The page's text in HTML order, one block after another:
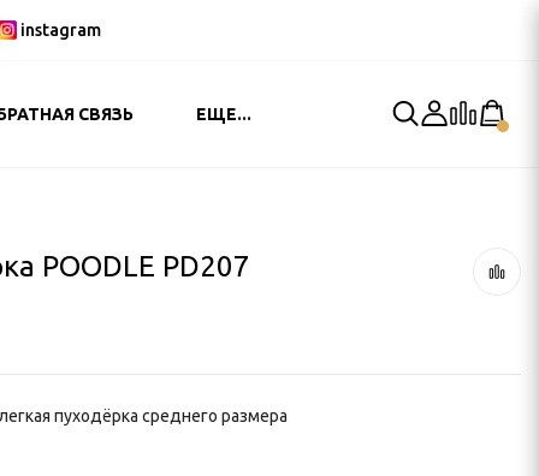
instagram
СВЯЗЬ ЕЩЕ...
POODLE PD207
пуходёрка среднего размера